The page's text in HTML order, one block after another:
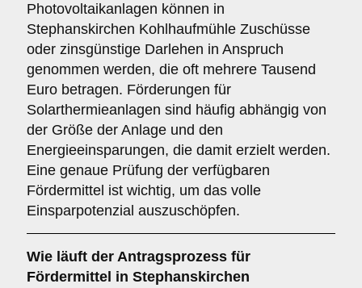
Photovoltaikanlagen können in
Stephanskirchen Kohlhaufmühle Zuschüsse
oder zinsgünstige Darlehen in Anspruch
genommen werden, die oft mehrere Tausend
Euro betragen. Förderungen für
Solarthermieanlagen sind häufig abhängig von
der Größe der Anlage und den
Energieeinsparungen, die damit erzielt werden.
Eine genaue Prüfung der verfügbaren
Fördermittel ist wichtig, um das volle
Einsparpotenzial auszuschöpfen.
Wie läuft der Antragsprozess für
Fördermittel in Stephanskirchen